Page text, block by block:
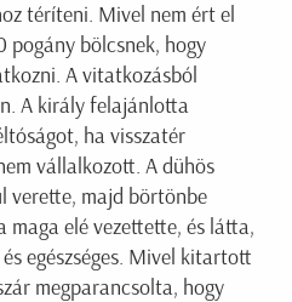
téríteni. Mivel nem ért el
pogány bölcsnek, hogy
A vitatkozásból
A király felajánlotta
ha visszatér
vállalkozott. A dühös
verette, majd börtönbe
elé vezettette, és látta,
egészséges. Mivel kitartott
megparancsolta, hogy